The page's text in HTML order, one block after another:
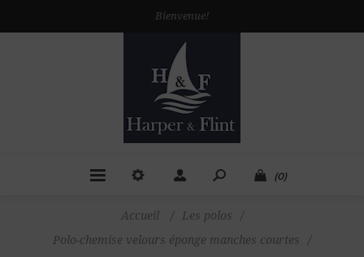
Bienvenue!
(0)
Accueil / Les polos
/
Polo-chemise velours éponge manches courtes
/